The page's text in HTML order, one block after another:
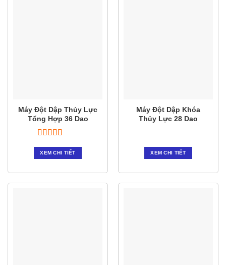
Máy Đột Dập Thủy Lực
Tổng Hợp 36 Dao
hạng5.005
sao
XEM CHI TIẾT
Máy Đột Dập Khóa
Thủy Lực 28 Dao
XEM CHI TIẾT